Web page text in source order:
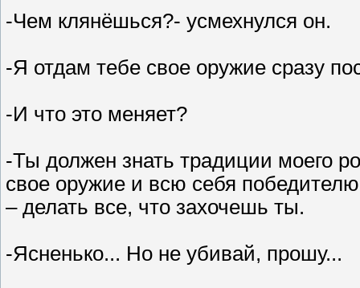
-Чем клянёшься?- усмехнулся он.
-Я отдам тебе свое оружие сразу
-И что это меняет?
-Ты должен знать традиции моего
свое оружие и всю себя
– делать все, что захочешь ты.
-Ясненько... Но не убивай, прошу...